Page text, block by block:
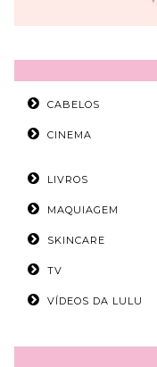
CABELOS
CINEMA
LIVROS
MAQUIAGEM
SKINCARE
TV
VÍDEOS DA LULU